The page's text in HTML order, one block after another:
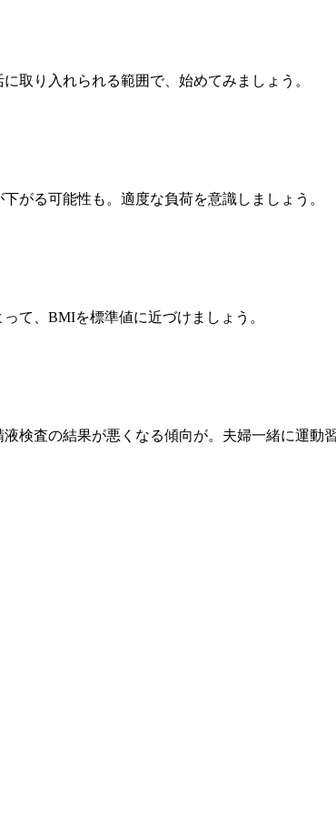
取り入れられる範囲で、始めてみましょう。
がる可能性も。適度な負荷を意識しましょう。
て、BMIを標準値に近づけましょう。
検査の結果が悪くなる傾向が。夫婦一緒に運動